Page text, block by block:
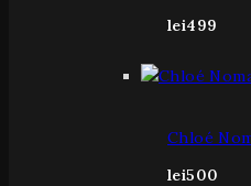
lei499
Chloé
lei500